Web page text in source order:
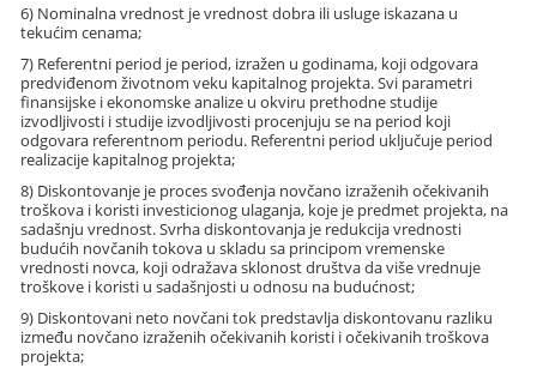
6) Nominalna vrednost je vrednost dobra ili usluge iskazana u
tekućim cenama;
7) Referentni period je period, izražen u godinama, koji odgovara
predviđenom životnom veku kapitalnog projekta. Svi parametri
finansijske i ekonomske analize u okviru prethodne studije
izvodljivosti i studije izvodljivosti procenjuju se na period koji
odgovara referentnom periodu. Referentni period uključuje period
realizacije kapitalnog projekta;
8) Diskontovanje je proces svođenja novčano izraženih očekivanih
troškova i koristi investicionog ulaganja, koje je predmet projekta, na
sadašnju vrednost. Svrha diskontovanja je redukcija vrednosti
budućih novčanih tokova u skladu sa principom vremenske
vrednosti novca, koji odražava sklonost društva da više vrednuje
troškove i koristi u sadašnjosti u odnosu na budućnost;
9) Diskontovani neto novčani tok predstavlja diskontovanu razliku
između novčano izraženih očekivanih koristi i očekivanih troškova
projekta;